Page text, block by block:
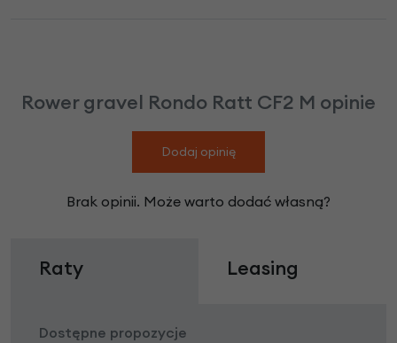
Rower gravel Rondo Ratt CF2 M opinie
Dodaj opinię
Brak opinii. Może warto dodać własną?
Raty Leasing
Dostępne propozycje